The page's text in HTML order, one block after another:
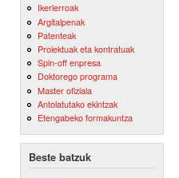
Ikerlerroak
Argitalpenak
Patenteak
Proiektuak eta kontratuak
Spin-off enpresa
Doktorego programa
Master ofiziala
Antolatutako ekintzak
Etengabeko formakuntza
Beste batzuk